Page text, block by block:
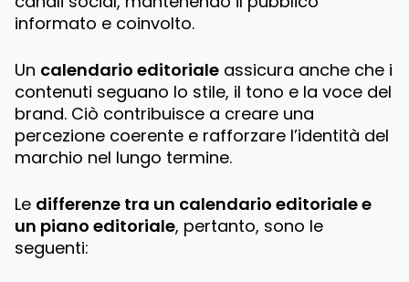
informato e coinvolto.
Un calendario editoriale assicura anche che i
contenuti seguano lo stile, il tono e la voce del
brand. Ciò contribuisce a creare una
percezione coerente e rafforzare l’identità del
marchio nel lungo termine.
Le differenze tra un calendario editoriale e
un piano editoriale, pertanto, sono le
seguenti: